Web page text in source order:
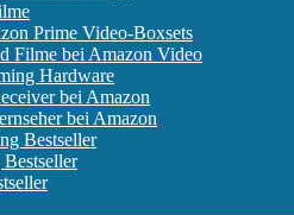
Prime Video-Boxsets
Filme bei Amazon Video
Hardware
bei Amazon
bei Amazon
Bestseller